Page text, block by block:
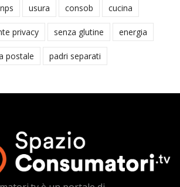
usura consob cucina
privacy senza glutine energia
postale padri separati